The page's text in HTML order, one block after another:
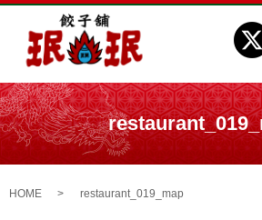
HOME restaurant_019_map